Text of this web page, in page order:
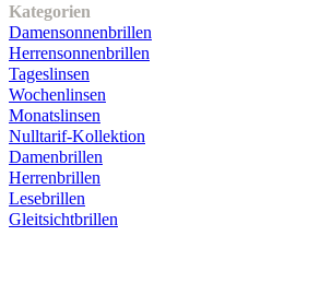
Kategorien
Damensonnenbrillen
Herrensonnenbrillen
Tageslinsen
Wochenlinsen
Monatslinsen
Nulltarif-Kollektion
Damenbrillen
Herrenbrillen
Lesebrillen
Gleitsichtbrillen